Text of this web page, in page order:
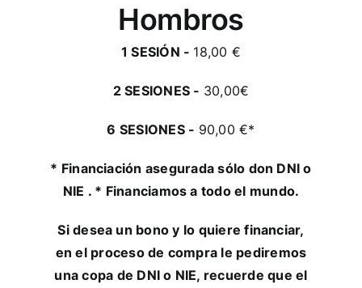
Hombros
1 SESIÓN - 18,00 €
2 SESIONES - 30,00€
6 SESIONES - 90,00 €*
* Financiación asegurada sólo don DNI o
NIE . * Financiamos a todo el mundo.
Si desea un bono y lo quiere financiar,
en el proceso de compra le pediremos
una copa de DNI o NIE, recuerde que el